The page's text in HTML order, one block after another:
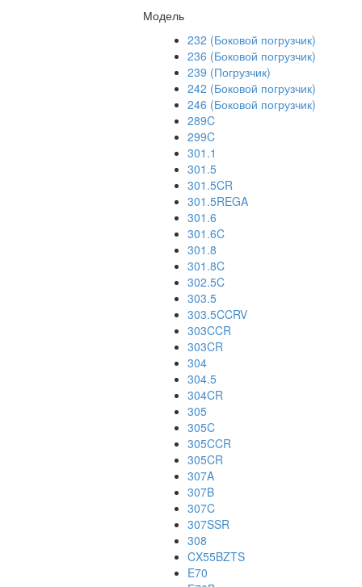
Модель
232 (Боковой погрузчик)
236 (Боковой погрузчик)
239 (Погрузчик)
242 (Боковой погрузчик)
246 (Боковой погрузчик)
289C
299C
301.1
301.5
301.5CR
301.5REGA
301.6
301.6C
301.8
301.8C
302.5C
303.5
303.5CCRV
303CCR
303CR
304
304.5
304CR
305
305C
305CCR
305CR
307A
307B
307C
307SSR
308
CX55BZTS
E70